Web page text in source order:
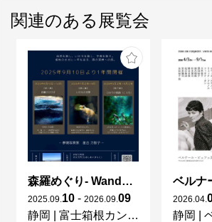
関連のある展覧会
森羅めぐり- Wandering in Shinra -
2025 09 10 - 2026 09 09
静岡
富士箱根カントリークラブ
2026 04
静岡
ベ